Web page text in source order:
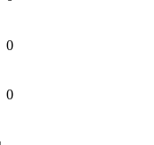
0
0